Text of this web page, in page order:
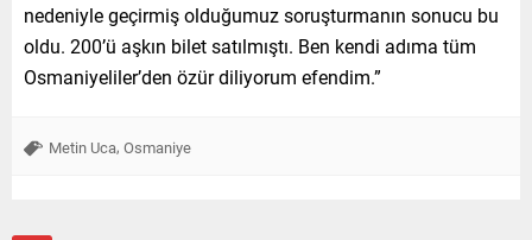
nedeniyle geçirmiş olduğumuz soruşturmanın sonucu bu
oldu. 200’ü aşkın bilet satılmıştı. Ben kendi adıma tüm
Osmaniyeliler’den özür diliyorum efendim.”
Metin Uca, Osmaniye